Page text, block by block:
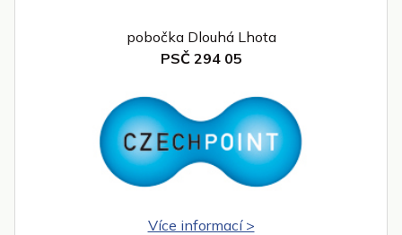
pobočka Dlouhá Lhota
PSČ 294 05
Více informací >